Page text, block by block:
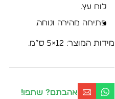
לוח עץ.
פתיחה מהירה ונוחה.
מידות המוצר: 12×5 ס”מ.
אהבתם? שתפו!